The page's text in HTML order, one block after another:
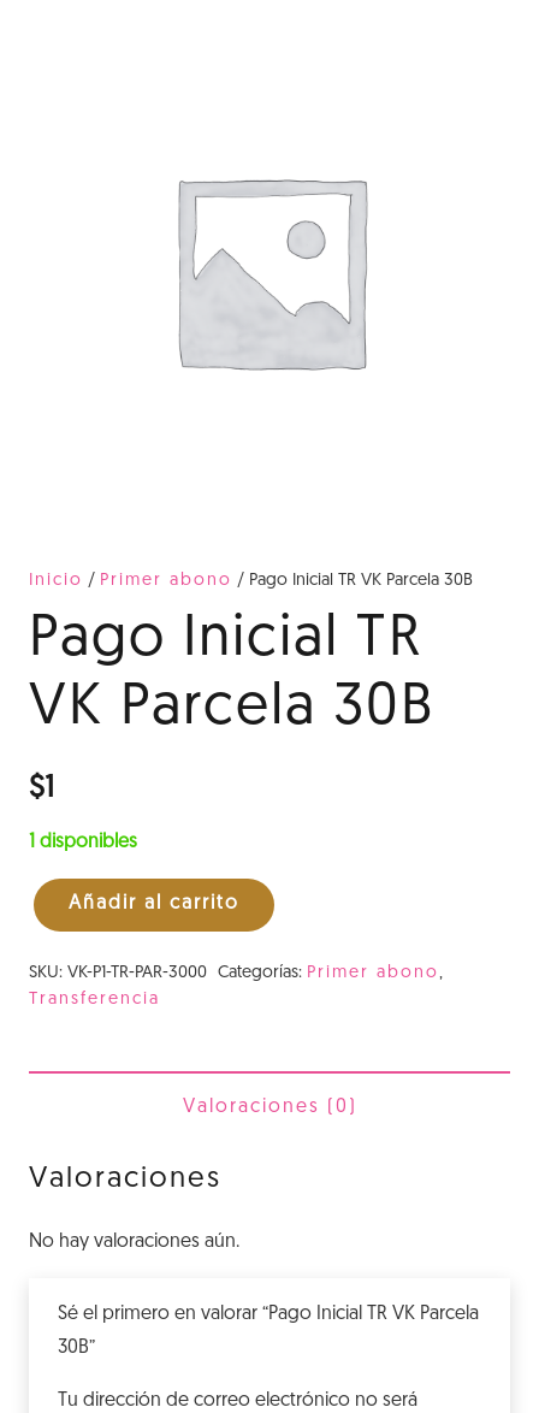
Inicio / Primer abono / Pago Inicial TR VK Parcela 30B
Pago Inicial TR
VK Parcela 30B
$1
1 disponibles
Pago
TR
Añadir al carrito
SKU: VK-P1-TR-PAR-3000 Categorías: Primer abono,
Transferencia
Valoraciones (0)
Valoraciones
No hay valoraciones aún.
Sé el primero en valorar “Pago Inicial TR VK Parcela
30B”
Tu dirección de correo electrónico no será